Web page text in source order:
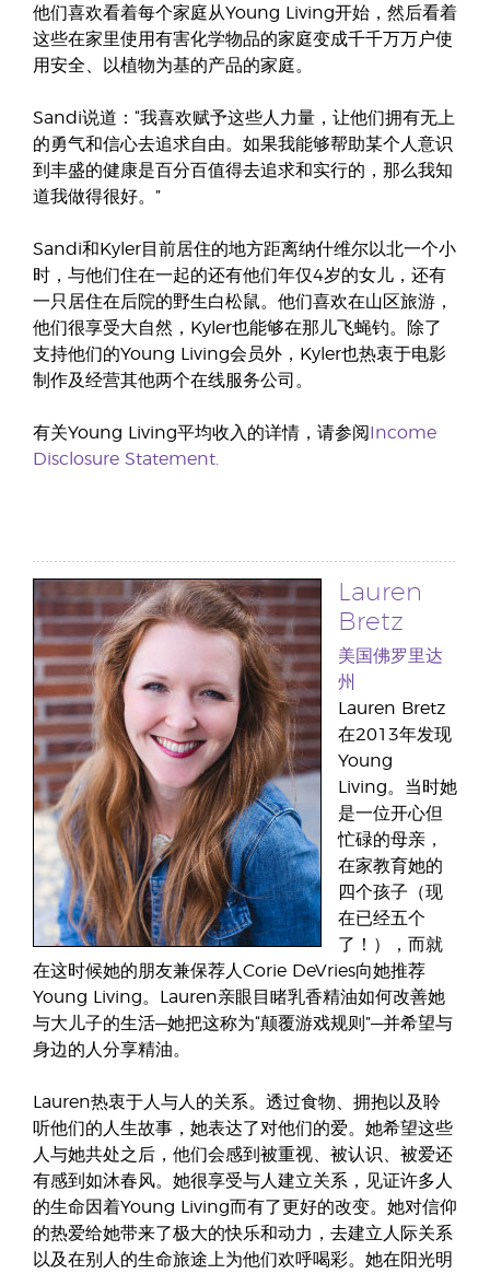
他们喜欢看着每个家庭从Young Living开始，然后看着
这些在家里使用有害化学物品的家庭变成千千万万户使
用安全、以植物为基的产品的家庭。
Sandi说道：“我喜欢赋予这些人力量，让他们拥有无上
的勇气和信心去追求自由。如果我能够帮助某个人意识
到丰盛的健康是百分百值得去追求和实行的，那么我知
道我做得很好。”
Sandi和Kyler目前居住的地方距离纳什维尔以北一个小
时，与他们住在一起的还有他们年仅4岁的女儿，还有
一只居住在后院的野生白松鼠。他们喜欢在山区旅游，
他们很享受大自然，Kyler也能够在那儿飞蝇钓。除了
支持他们的Young Living会员外，Kyler也热衷于电影
制作及经营其他两个在线服务公司。
有关Young Living平均收入的详情，请参阅 Income
Disclosure Statement.
Lauren
Bretz
美国佛罗里达
州
Lauren Bretz
在2013年发现
Young
Living。当时她
是一位开心但
忙碌的母亲，
在家教育她的
四个孩子（现
在已经五个
了！），而就
在这时候她的朋友兼保荐人Corie DeVries向她推荐
Young Living。Lauren亲眼目睹乳香精油如何改善她
与大儿子的生活—她把这称为“颠覆游戏规则”—并希望与
身边的人分享精油。
Lauren热衷于人与人的关系。透过食物、拥抱以及聆
听他们的人生故事，她表达了对他们的爱。她希望这些
人与她共处之后，他们会感到被重视、被认识、被爱还
有感到如沐春风。她很享受与人建立关系，见证许多人
的生命因着Young Living而有了更好的改变。她对信仰
的热爱给她带来了极大的快乐和动力，去建立人际关系
以及在别人的生命旅途上为他们欢呼喝彩。她在阳光明